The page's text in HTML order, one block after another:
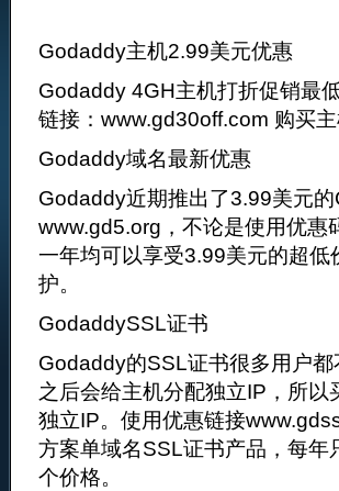
Godaddy主机2.99美元优惠
Godaddy 4GH主机打折促销最
链接：www.gd30off.com 购买
Godaddy域名最新优惠
Godaddy近期推出了3.99美元
www.gd5.org，不论是使用优
一年均可以享受3.99美元的超
护。
GodaddySSL证书
Godaddy的SSL证书很多用户
之后会给主机分配独立IP，所
独立IP。使用优惠链接
方案单域名SSL证书产品，每
个价格。